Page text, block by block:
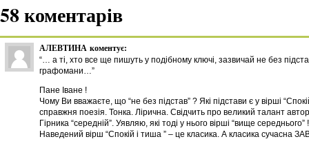
58 коментарів
АЛЕВТИНА коментує:
“… а ті, хто все ще пишуть у подібному ключі, зазвичай не без
графомани…”
Пане Іване !
Чому Ви вважаєте, що “не без підстав” ? Які підстави є у вірші
справжня поезія. Тонка. Лірична. Свідчить про великий талант
Гірника “середній”. Уявляю, які тоді у нього вірші “вище
Наведений вірш “Спокій і тиша ” – це класика. А класика сучасна